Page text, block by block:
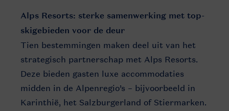
Alps Resorts: sterke samenwerking met top-
skigebieden voor de deur
Tien bestemmingen maken deel uit van het
strategisch partnerschap met Alps Resorts.
Deze bieden gasten luxe accommodaties
midden in de Alpenregio’s – bijvoorbeeld in
Karinthië, het Salzburgerland of Stiermarken.